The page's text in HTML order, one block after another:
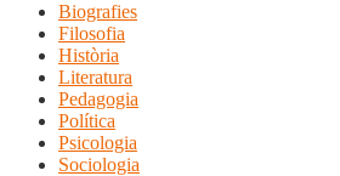
Biografies
Filosofia
Història
Literatura
Pedagogia
Política
Psicologia
Sociologia